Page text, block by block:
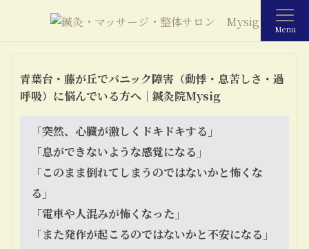
Menu
青葉台・藤が丘でパニック障害（動悸・息苦しさ・過
呼吸）に悩んでいる方へ｜鍼灸院Mysig
「突然、心臓が激しくドキドキする」
「息ができないような感覚になる」
「このまま倒れてしまうのではないかと怖くな
る」
「電車や人混みが怖くなった」
「また発作が起こるのではないかと不安になる」